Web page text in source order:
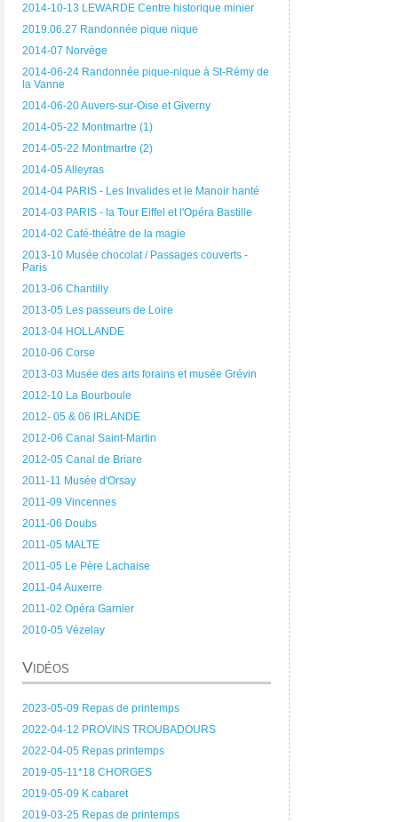
2014-10-13 LEWARDE Centre historique minier
2019.06.27 Randonnée pique nique
2014-07 Norvège
2014-06-24 Randonnée pique-nique à St-Rémy de
la Vanne
2014-06-20 Auvers-sur-Oise et Giverny
2014-05-22 Montmartre (1)
2014-05-22 Montmartre (2)
2014-05 Alleyras
2014-04 PARIS - Les Invalides et le Manoir hanté
2014-03 PARIS - la Tour Eiffel et l'Opéra Bastille
2014-02 Café-théâtre de la magie
2013-10 Musée chocolat / Passages couverts -
Paris
2013-06 Chantilly
2013-05 Les passeurs de Loire
2013-04 HOLLANDE
2010-06 Corse
2013-03 Musée des arts forains et musée Grévin
2012-10 La Bourboule
2012- 05 & 06 IRLANDE
2012-06 Canal Saint-Martin
2012-05 Canal de Briare
2011-11 Musée d'Orsay
2011-09 Vincennes
2011-06 Doubs
2011-05 MALTE
2011-05 Le Père Lachaise
2011-04 Auxerre
2011-02 Opéra Garnier
2010-05 Vézelay
Vidéos
2023-05-09 Repas de printemps
2022-04-12 PROVINS TROUBADOURS
2022-04-05 Repas printemps
2019-05-11*18 CHORGES
2019-05-09 K cabaret
2019-03-25 Repas de printemps